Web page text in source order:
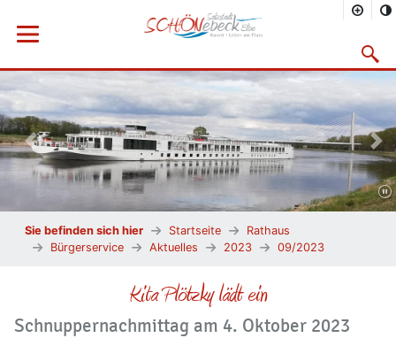
Menü öffnen
Vorheriges Bild
Sie befinden sich hier Startseite
Rathaus
Bürgerservice
Aktuelles 2023 09/2023
Kita Plötzky lädt ein
Schnuppernachmittag am 4. Oktober 2023